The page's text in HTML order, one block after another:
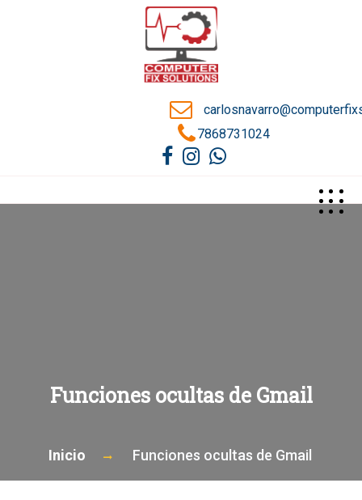
7868731024
Funciones ocultas de Gmail
Inicio Funciones ocultas de Gmail